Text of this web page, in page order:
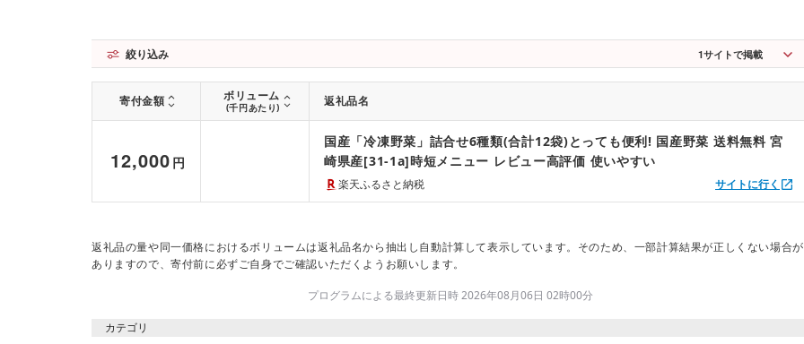
絞り込み 1サイトで掲載
寄付金額 ボリューム
(千円あたり) 返礼品名
12,000 円
楽天ふるさと納税
国産「冷凍野菜」詰合せ6種類(合計12袋)とっても便利! 国産野菜 送料無料 宮
崎県産[31-1a]時短メニュー レビュー高評価 使いやすい
サイトに行く
返礼品の量や同一価格におけるボリュームは返礼品名から抽出し自動計算して表示しています。そのため、一部計算結果が正しくない場合が
ありますので、寄付前に必ずご自身でご確認いただくようお願いします。
プログラムによる最終更新日時 2026年08月06日 02時00分
カテゴリ